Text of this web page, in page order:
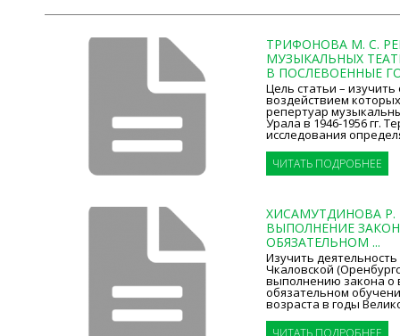
ТРИФОНОВА М. С.
МУЗЫКАЛЬНЫХ
В ПОСЛЕВОЕННЫЕ
Цель статьи –
воздействием
репертуар
Урала в 1946-1956 гг.
исследования
ЧИТАТЬ ПОДРОБНЕЕ
ХИСАМУТДИНОВА Р.
ВЫПОЛНЕНИЕ
ОБЯЗАТЕЛЬНОМ ...
Изучить
Чкаловской
выполнению закона о
обязательном
возраста в годы
вой...
ЧИТАТЬ ПОДРОБНЕЕ